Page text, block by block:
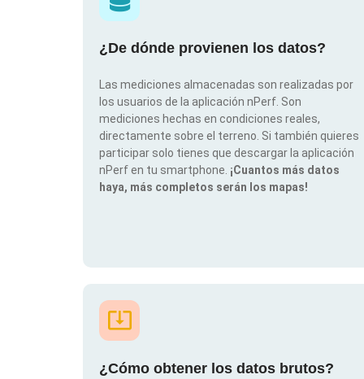
¿De dónde provienen los datos?
Las mediciones almacenadas son realizadas por
los usuarios de la aplicación nPerf. Son
mediciones hechas en condiciones reales,
directamente sobre el terreno. Si también quieres
participar solo tienes que descargar la aplicación
nPerf en tu smartphone. ¡Cuantos más datos
haya, más completos serán los mapas!
¿Cómo obtener los datos brutos?